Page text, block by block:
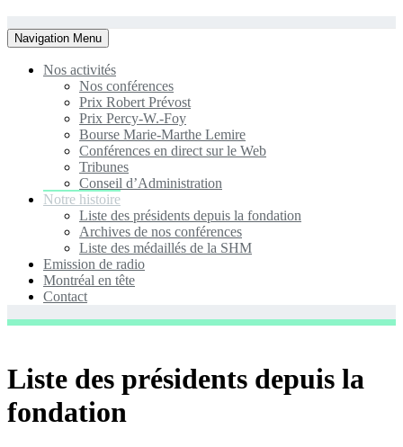
Toggle
navigation
Navigation Menu
Nos activités
Nos conférences
Prix Robert Prévost
Prix Percy-W.-Foy
Bourse Marie-Marthe Lemire
Conférences en direct sur le Web
Tribunes
Conseil d’Administration
Notre histoire
Liste des présidents depuis la fondation
Archives de nos conférences
Liste des médaillés de la SHM
Emission de radio
Montréal en tête
Contact
Liste des présidents depuis la
fondation